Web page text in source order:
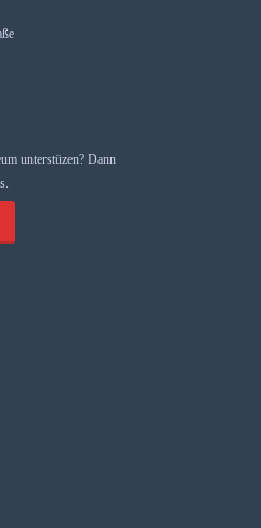
unterstüzen? Dann